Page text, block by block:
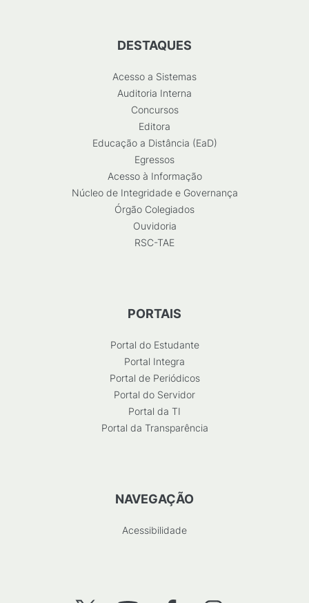
DESTAQUES
Acesso a Sistemas
Auditoria Interna
Concursos
Editora
Educação a Distância (EaD)
Egressos
Acesso à Informação
Núcleo de Integridade e Governança
Órgão Colegiados
Ouvidoria
RSC-TAE
PORTAIS
Portal do Estudante
Portal Integra
Portal de Periódicos
Portal do Servidor
Portal da TI
Portal da Transparência
NAVEGAÇÃO
Acessibilidade